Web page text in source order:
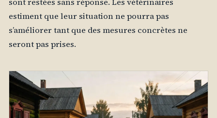
estiment que leur situation ne pourra pas
s’améliorer tant que des mesures concrètes ne
seront pas prises.